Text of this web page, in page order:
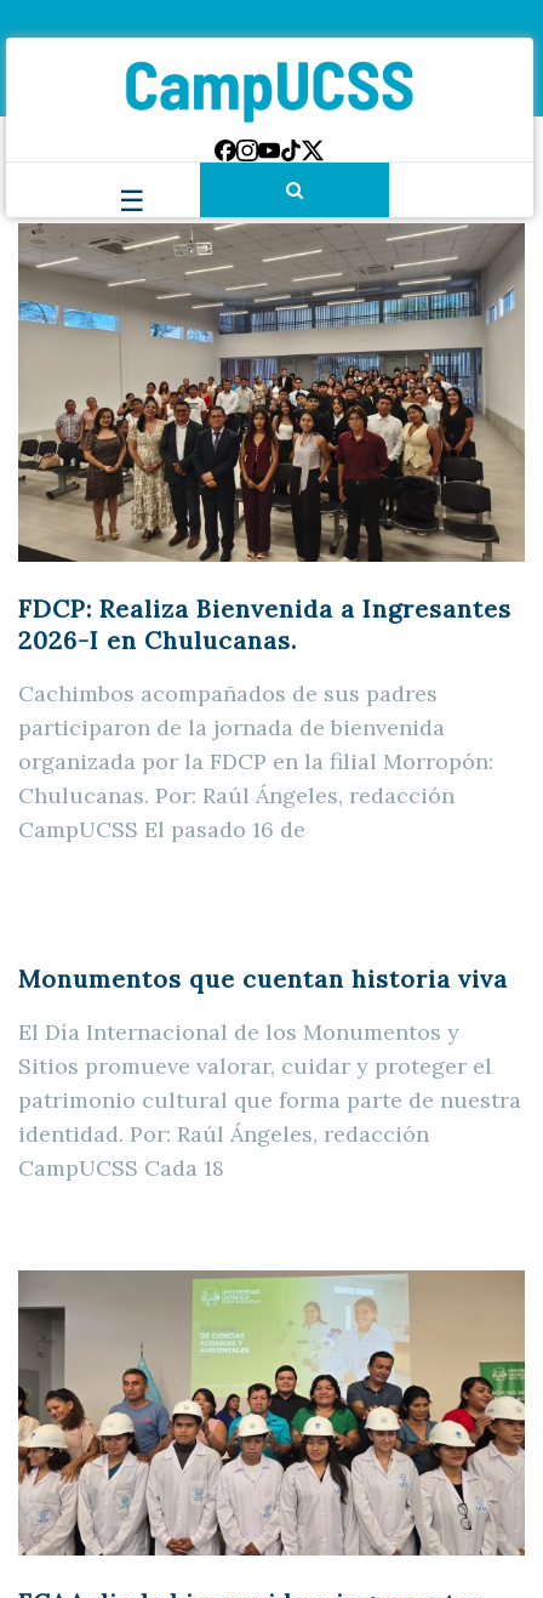
FDCP: Realiza Bienvenida a Ingresantes
2026-I en Chulucanas.
Cachimbos acompañados de sus padres
participaron de la jornada de bienvenida
organizada por la FDCP en la filial Morropón:
Chulucanas. Por: Raúl Ángeles, redacción
CampUCSS El pasado 16 de
Monumentos que cuentan historia viva
El Día Internacional de los Monumentos y
Sitios promueve valorar, cuidar y proteger el
patrimonio cultural que forma parte de nuestra
identidad. Por: Raúl Ángeles, redacción
CampUCSS Cada 18